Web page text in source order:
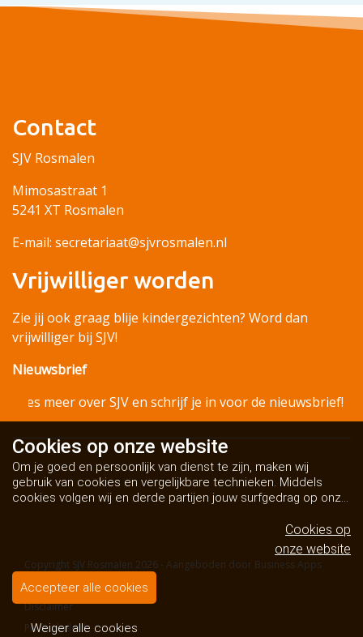
Contact
SJV Rosmalen
Mimosastraat 1
5241 XT Rosmalen
E-mail: secretariaat@sjvrosmalen.nl
Vrijwilliger worden
Zie jij ook graag blije kindergezichten? Word dan
vrijwilliger bij SJV!
Nieuwsbrief
Lees meer over SJV en schrijf je in voor de nieuwsbrief!
Copyright SJV Rosmalen 2026 - Aangeboden door Business Apps
Algemene voorwaarden
Disclaimer
Privacybeleid
Cookies op onze website
Om je goed en persoonlijk van dienst te zijn, maken wij
gebruik van cookies en vergelijkbare technieken. Middels
cookies volgen wij en derde partijen jouw surfgedrag op onze
en dit maakt het voor jou mogelijk om informatie te delen via
Cookies op
onze website
Accepteer alle cookies
Weiger alle cookies